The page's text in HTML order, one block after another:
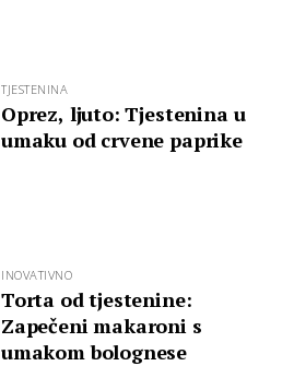
TJESTENINA
Oprez, ljuto: Tjestenina u
umaku od crvene paprike
INOVATIVNO
Torta od tjestenine:
Zapečeni makaroni s
umakom bolognese